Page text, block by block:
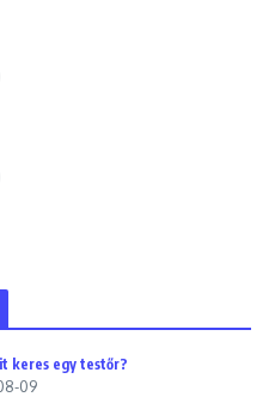
keres egy testőr?
09